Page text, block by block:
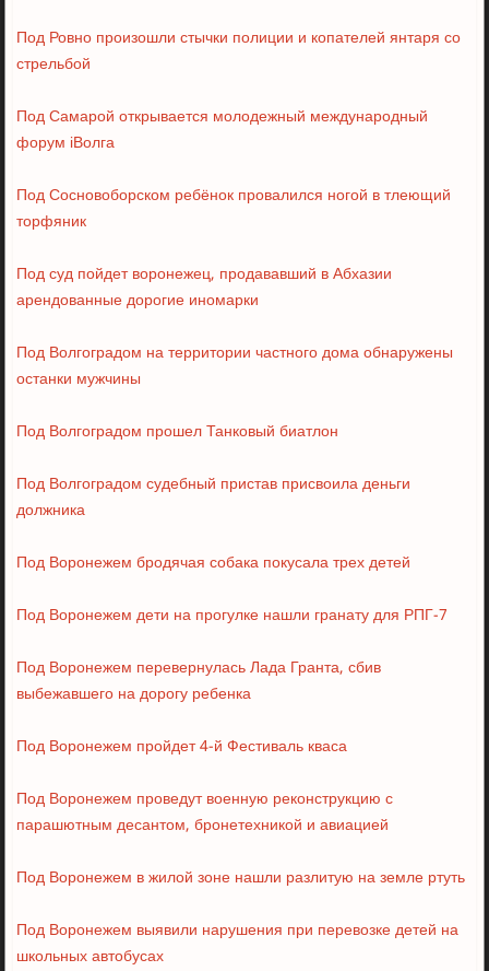
Под Ровно произошли стычки полиции и копателей янтаря со
стрельбой
Под Самарой открывается молодежный международный
форум iВолга
Под Сосновоборском ребёнок провалился ногой в тлеющий
торфяник
Под суд пойдет воронежец, продававший в Абхазии
арендованные дорогие иномарки
Под Волгоградом на территории частного дома обнаружены
останки мужчины
Под Волгоградом прошел Танковый биатлон
Под Волгоградом судебный пристав присвоила деньги
должника
Под Воронежем бродячая собака покусала трех детей
Под Воронежем дети на прогулке нашли гранату для РПГ-7
Под Воронежем перевернулась Лада Гранта, сбив
выбежавшего на дорогу ребенка
Под Воронежем пройдет 4-й Фестиваль кваса
Под Воронежем проведут военную реконструкцию с
парашютным десантом, бронетехникой и авиацией
Под Воронежем в жилой зоне нашли разлитую на земле ртуть
Под Воронежем выявили нарушения при перевозке детей на
школьных автобусах